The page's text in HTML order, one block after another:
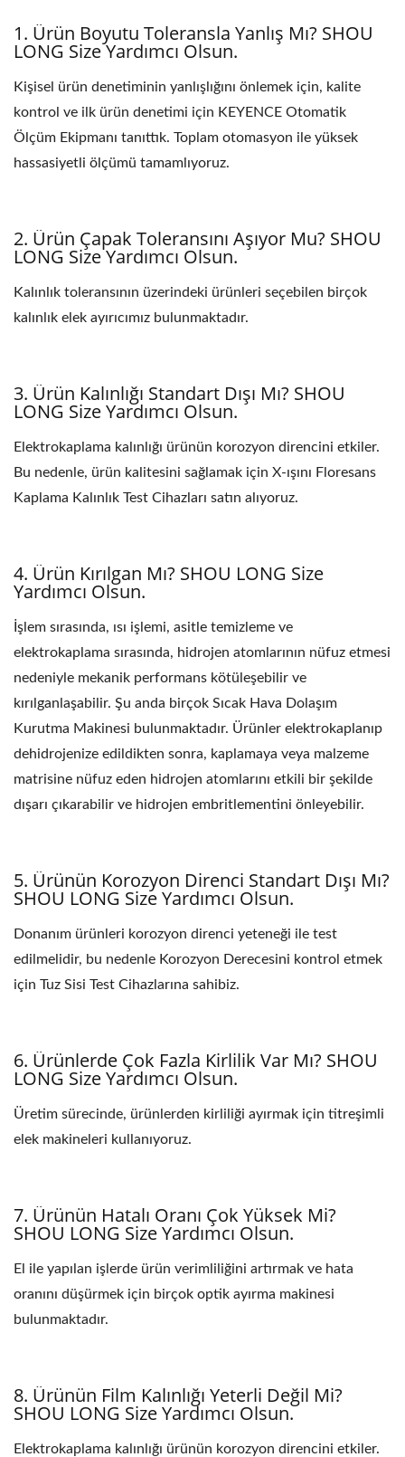
1. Ürün Boyutu Toleransla Yanlış Mı? SHOU
LONG Size Yardımcı Olsun.
Kişisel ürün denetiminin yanlışlığını önlemek için, kalite
kontrol ve ilk ürün denetimi için KEYENCE Otomatik
Ölçüm Ekipmanı tanıttık. Toplam otomasyon ile yüksek
hassasiyetli ölçümü tamamlıyoruz.
2. Ürün Çapak Toleransını Aşıyor Mu? SHOU
LONG Size Yardımcı Olsun.
Kalınlık toleransının üzerindeki ürünleri seçebilen birçok
kalınlık elek ayırıcımız bulunmaktadır.
3. Ürün Kalınlığı Standart Dışı Mı? SHOU
LONG Size Yardımcı Olsun.
Elektrokaplama kalınlığı ürünün korozyon direncini etkiler.
Bu nedenle, ürün kalitesini sağlamak için X-ışını Floresans
Kaplama Kalınlık Test Cihazları satın alıyoruz.
4. Ürün Kırılgan Mı? SHOU LONG Size
Yardımcı Olsun.
İşlem sırasında, ısı işlemi, asitle temizleme ve
elektrokaplama sırasında, hidrojen atomlarının nüfuz etmesi
nedeniyle mekanik performans kötüleşebilir ve
kırılganlaşabilir. Şu anda birçok Sıcak Hava Dolaşım
Kurutma Makinesi bulunmaktadır. Ürünler elektrokaplanıp
dehidrojenize edildikten sonra, kaplamaya veya malzeme
matrisine nüfuz eden hidrojen atomlarını etkili bir şekilde
dışarı çıkarabilir ve hidrojen embritlementini önleyebilir.
5. Ürünün Korozyon Direnci Standart Dışı Mı?
SHOU LONG Size Yardımcı Olsun.
Donanım ürünleri korozyon direnci yeteneği ile test
edilmelidir, bu nedenle Korozyon Derecesini kontrol etmek
için Tuz Sisi Test Cihazlarına sahibiz.
6. Ürünlerde Çok Fazla Kirlilik Var Mı? SHOU
LONG Size Yardımcı Olsun.
Üretim sürecinde, ürünlerden kirliliği ayırmak için titreşimli
elek makineleri kullanıyoruz.
7. Ürünün Hatalı Oranı Çok Yüksek Mi?
SHOU LONG Size Yardımcı Olsun.
El ile yapılan işlerde ürün verimliliğini artırmak ve hata
oranını düşürmek için birçok optik ayırma makinesi
bulunmaktadır.
8. Ürünün Film Kalınlığı Yeterli Değil Mi?
SHOU LONG Size Yardımcı Olsun.
Elektrokaplama kalınlığı ürünün korozyon direncini etkiler.